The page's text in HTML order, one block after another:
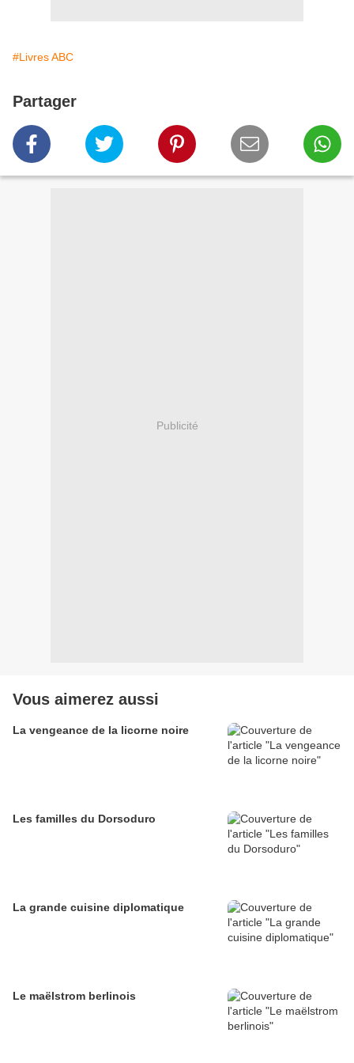
#Livres ABC
Partager
Publicité
Vous aimerez aussi
La vengeance de la licorne noire
Les familles du Dorsoduro
La grande cuisine diplomatique
Le maëlstrom berlinois